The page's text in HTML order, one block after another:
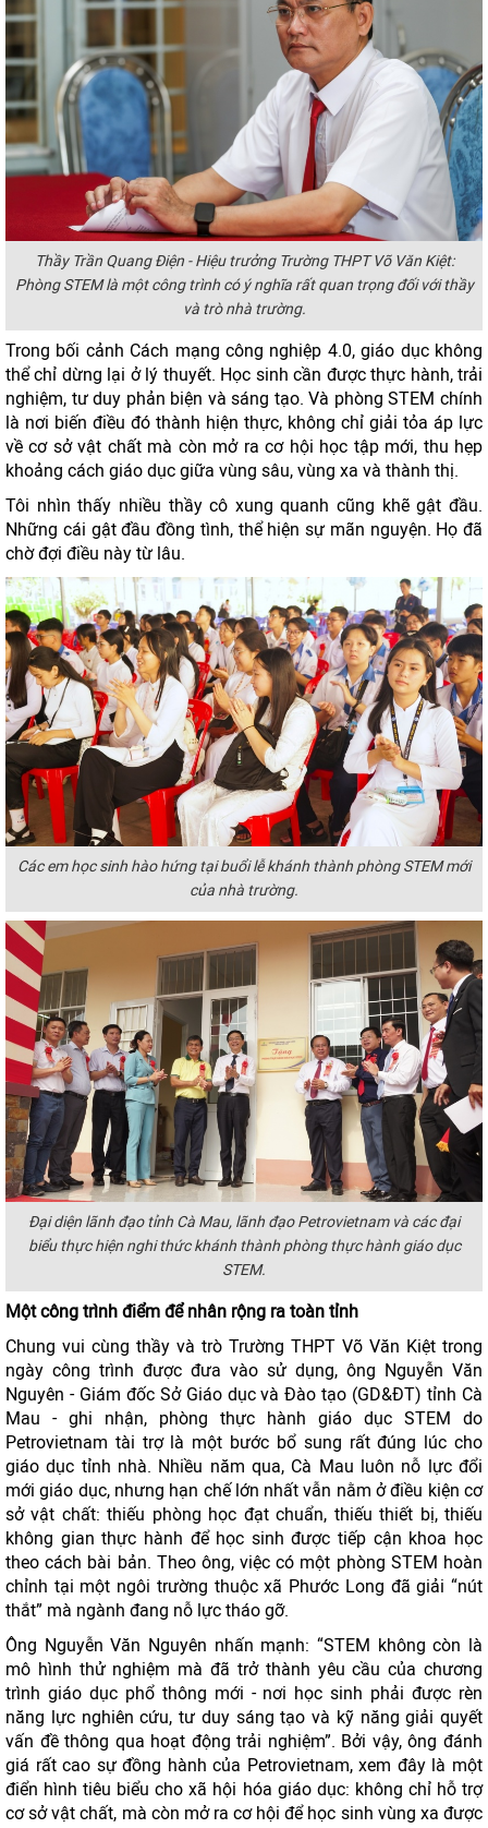
Thầy Trần Quang Điện - Hiệu trưởng Trường THPT Võ Văn Kiệt:
Phòng STEM là một công trình có ý nghĩa rất quan trọng đối với thầy
và trò nhà trường.
Trong bối cảnh Cách mạng công nghiệp 4.0, giáo dục không
thể chỉ dừng lại ở lý thuyết. Học sinh cần được thực hành, trải
nghiệm, tư duy phản biện và sáng tạo. Và phòng STEM chính
là nơi biến điều đó thành hiện thực, không chỉ giải tỏa áp lực
về cơ sở vật chất mà còn mở ra cơ hội học tập mới, thu hẹp
khoảng cách giáo dục giữa vùng sâu, vùng xa và thành thị.
Tôi nhìn thấy nhiều thầy cô xung quanh cũng khẽ gật đầu.
Những cái gật đầu đồng tình, thể hiện sự mãn nguyện. Họ đã
chờ đợi điều này từ lâu.
Các em học sinh hào hứng tại buổi lễ khánh thành phòng STEM mới
của nhà trường.
Đại diện lãnh đạo tỉnh Cà Mau, lãnh đạo Petrovietnam và các đại
biểu thực hiện nghi thức khánh thành phòng thực hành giáo dục
STEM.
Một công trình điểm để nhân rộng ra toàn tỉnh
Chung vui cùng thầy và trò Trường THPT Võ Văn Kiệt trong
ngày công trình được đưa vào sử dụng, ông Nguyễn Văn
Nguyên - Giám đốc Sở Giáo dục và Đào tạo (GD&ĐT) tỉnh Cà
Mau - ghi nhận, phòng thực hành giáo dục STEM do
Petrovietnam tài trợ là một bước bổ sung rất đúng lúc cho
giáo dục tỉnh nhà. Nhiều năm qua, Cà Mau luôn nỗ lực đổi
mới giáo dục, nhưng hạn chế lớn nhất vẫn nằm ở điều kiện cơ
sở vật chất: thiếu phòng học đạt chuẩn, thiếu thiết bị, thiếu
không gian thực hành để học sinh được tiếp cận khoa học
theo cách bài bản. Theo ông, việc có một phòng STEM hoàn
chỉnh tại một ngôi trường thuộc xã Phước Long đã giải “nút
thắt” mà ngành đang nỗ lực tháo gỡ.
Ông Nguyễn Văn Nguyên nhấn mạnh: “STEM không còn là
mô hình thử nghiệm mà đã trở thành yêu cầu của chương
trình giáo dục phổ thông mới - nơi học sinh phải được rèn
năng lực nghiên cứu, tư duy sáng tạo và kỹ năng giải quyết
vấn đề thông qua hoạt động trải nghiệm”. Bởi vậy, ông đánh
giá rất cao sự đồng hành của Petrovietnam, xem đây là một
điển hình tiêu biểu cho xã hội hóa giáo dục: không chỉ hỗ trợ
cơ sở vật chất, mà còn mở ra cơ hội để học sinh vùng xa được